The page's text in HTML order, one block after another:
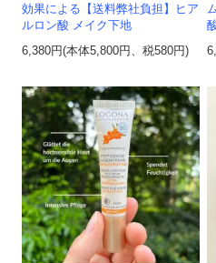
効果による【送料弊社負担】ヒア
ルロン酸 メイク下地
6,380円(本体5,800円、税580円)